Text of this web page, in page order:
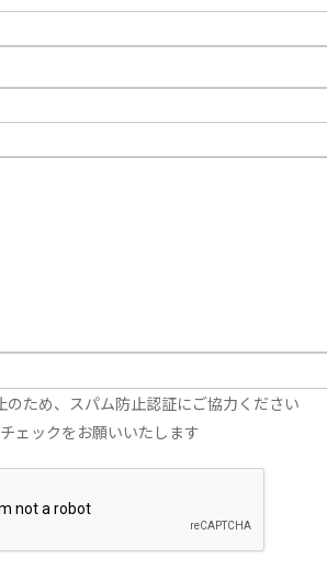
のため、スパム防止認証にご協力ください
チェックをお願いいたします